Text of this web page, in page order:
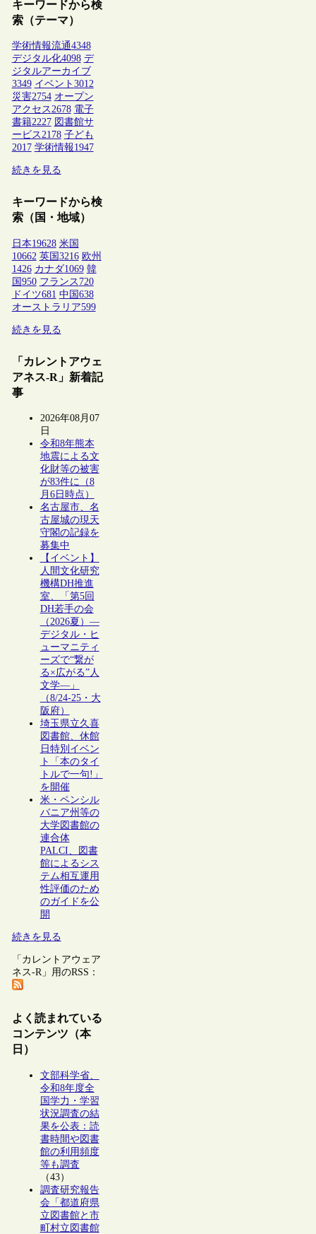
キーワードから検
索（テーマ）
学術情報流通4348
デジタル化4098 デ
ジタルアーカイブ
3349 イベント 3012
災害2754 オープン
アクセス2678 電子
書籍2227 図書館サ
ービス2178 子ども
2017 学術情報1947
続きを見る
キーワードから検
索（国・地域）
日本19628 米国
10662 英国3216 欧州
1426 カナダ1069 韓
国950 フランス 720
ドイツ681 中国638
オーストラリア599
続きを見る
「カレントアウェ
アネス-R」新着記
事
2026年08月07
日
令和8年熊本
地震による文
化財等の被害
が83件に（8
月6日時点）
名古屋市、名
古屋城の現天
守閣の記録を
募集中
【イベント】
人間文化研究
機構DH推進
室、「第5回
DH若手の会
（2026夏）―
デジタル・ヒ
ューマニティ
ーズで“繋が
る×広がる”人
文学―」
（8/24-25・大
阪府）
埼玉県立久喜
図書館、休館
日特別イベン
ト「本のタイ
トルで一句!」
を開催
米・ペンシル
バニア州等の
大学図書館の
連合体
PALCI、図書
館によるシス
テム相互運用
性評価のため
のガイドを公
開
続きを見る
「カレントアウェア
ネス-R」用のRSS：
よく読まれている
コンテンツ（本
日）
文部科学省、
令和8年度全
国学力・学習
状況調査の結
果を公表：読
書時間や図書
館の利用頻度
等も調査
（43）
調査研究報告
会「都道府県
立図書館と市
町村立図書館